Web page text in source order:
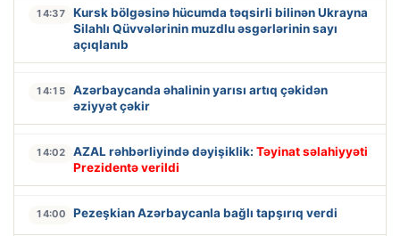
14:37
Kursk bölgəsinə hücumda təqsirli bilinən Ukrayna
Silahlı Qüvvələrinin muzdlu əsgərlərinin sayı
açıqlanıb
14:15
Azərbaycanda əhalinin yarısı artıq çəkidən
əziyyət çəkir
14:02 AZAL rəhbərliyində dəyişiklik: Təyinat səlahiyyəti
Prezidentə verildi
14:00 Pezeşkian Azərbaycanla bağlı tapşırıq verdi